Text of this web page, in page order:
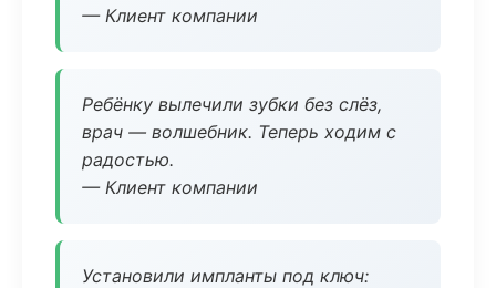
— Клиент компании
Ребёнку вылечили зубки без слёз,
врач — волшебник. Теперь ходим с
радостью.
— Клиент компании
Установили импланты под ключ: